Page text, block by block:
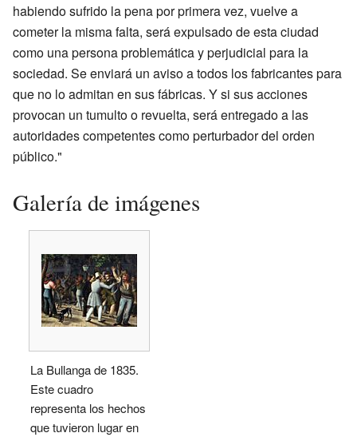
habiendo sufrido la pena por primera vez, vuelve a
cometer la misma falta, será expulsado de esta ciudad
como una persona problemática y perjudicial para la
sociedad. Se enviará un aviso a todos los fabricantes para
que no lo admitan en sus fábricas. Y si sus acciones
provocan un tumulto o revuelta, será entregado a las
autoridades competentes como perturbador del orden
público."
Galería de imágenes
La Bullanga de 1835.
Este cuadro
representa los hechos
que tuvieron lugar en